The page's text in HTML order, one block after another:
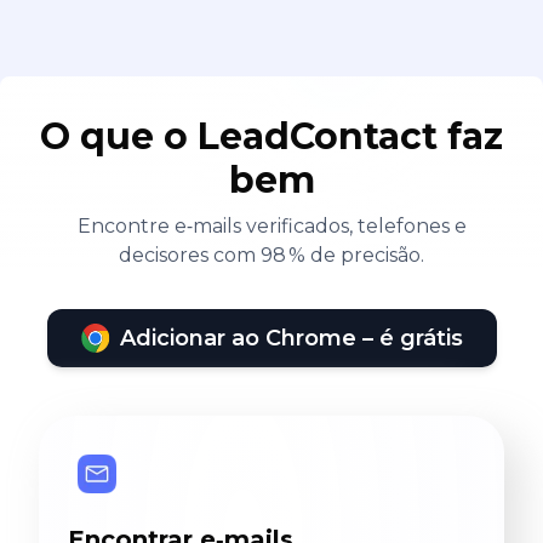
O que o LeadContact faz
bem
Encontre e‑mails verificados, telefones e
decisores com 98 % de precisão.
Adicionar ao Chrome – é grátis